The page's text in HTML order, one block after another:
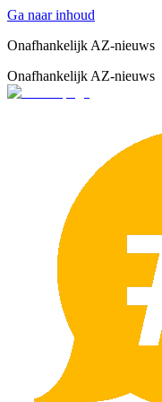
Ga naar inhoud
Onafhankelijk AZ-nieuws
Onafhankelijk AZ-nieuws